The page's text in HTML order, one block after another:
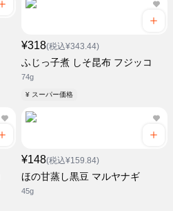
¥318(税込¥343.44)
ふじっ子煮 しそ昆布 フジッコ
74g
¥ スーパー価格
¥148(税込¥159.84)
ほの甘蒸し黒豆 マルヤナギ
45g